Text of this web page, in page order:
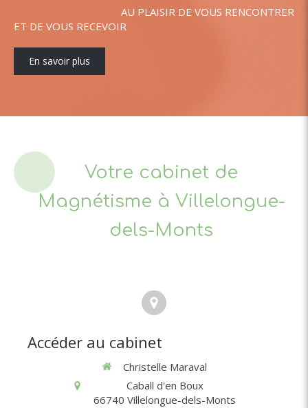
AU PLAISIR DE VOUS RENCONTRER
ET DE VOUS RECEVOIR
En savoir plus
Votre cabinet de
Magnétisme à Villelongue-
dels-Monts
Accéder au cabinet
Christelle Maraval
Caball d'en Boux
66740 Villelongue-dels-Monts